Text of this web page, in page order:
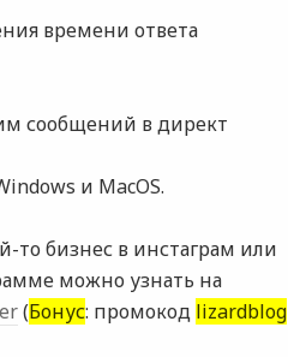
времени ответа
сообщений в директ
и MacOS.
то бизнес в инстаграм или
можно узнать на
(Бонус: промокод lizardblog